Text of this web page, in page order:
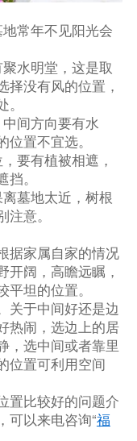
常年不见阳光会
水明堂，这是取
择没有风的位置，
间方向要有水
置不宜选。
要有植被相遮，
。
墓地太近，树根
意。
据家属自家的情况
开阔，高瞻远瞩，
坦的位置。
关于中间好还是边
热闹，选边上的居
，选中间或者靠里
位置可利用空间
置比较好的问题介
可以来电咨询“福